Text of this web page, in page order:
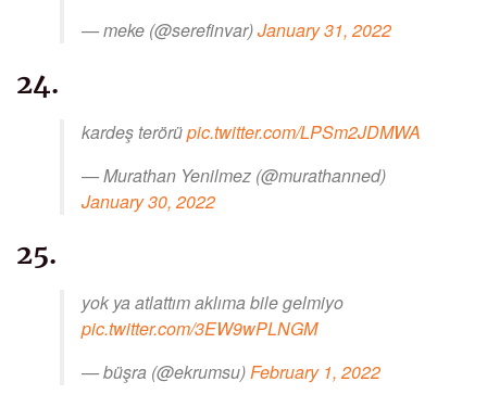
— meke (@serefinvar)January 31, 2022
24.
kardeş terörüpic.twitter.com/LPSm2JDMWA
— Murathan Yenilmez (@murathanned)
January 30, 2022
25.
yok ya atlattım aklıma bile gelmiyo
pic.twitter.com/3EW9wPLNGM
— büşra (@ekrumsu)February 1, 2022